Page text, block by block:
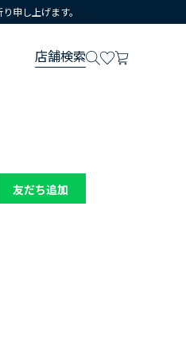
申し上げます。
店舗検索
友だち追加